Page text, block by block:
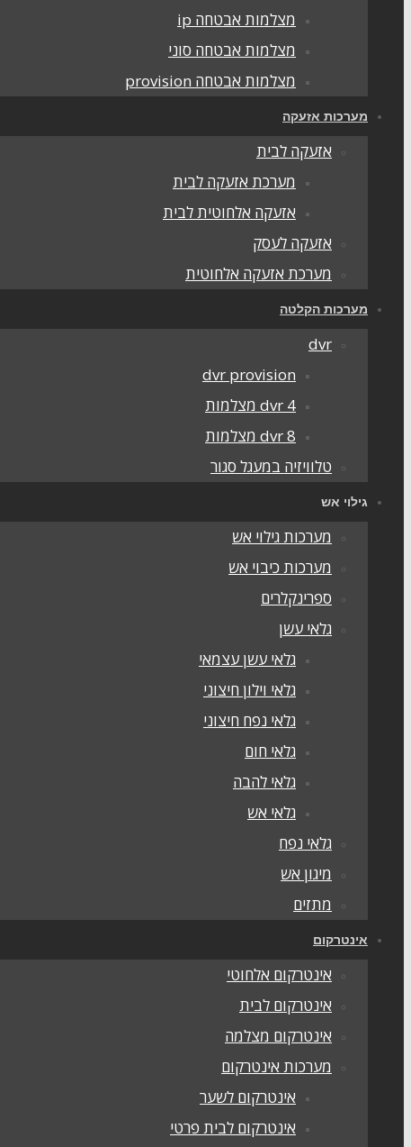
מצלמות אבטחה ip
מצלמות אבטחה סוני
מצלמות אבטחה provision
מערכות אזעקה
אזעקה לבית
מערכת אזעקה לבית
אזעקה אלחוטית לבית
אזעקה לעסק
מערכת אזעקה אלחוטית
מערכות הקלטה
dvr
dvr provision
dvr 4 מצלמות
dvr 8 מצלמות
טלוויזיה במעגל סגור
גילוי אש
מערכות גילוי אש
מערכות כיבוי אש
ספרינקלרים
גלאי עשן
גלאי עשן עצמאי
גלאי וילון חיצוני
גלאי נפח חיצוני
גלאי חום
גלאי להבה
גלאי אש
גלאי נפח
מיגון אש
מתזים
אינטרקום
אינטרקום אלחוטי
אינטרקום לבית
אינטרקום מצלמה
מערכות אינטרקום
אינטרקום לשער
אינטרקום לבית פרטי